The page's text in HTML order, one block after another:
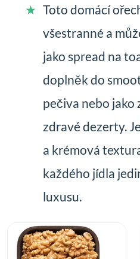
Toto domácí
všestranné a
jako spread na
doplněk do
pečiva nebo jako
zdravé dezerty.
a krémová
každého jídla
luxusu.